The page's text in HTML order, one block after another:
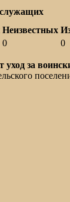
Неизвестных
0 0
уход за